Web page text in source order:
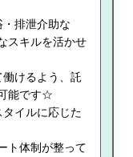
排泄介助な
スキルを活かせ
けるよう、託
能です☆
イルに応じた
ト体制が整って